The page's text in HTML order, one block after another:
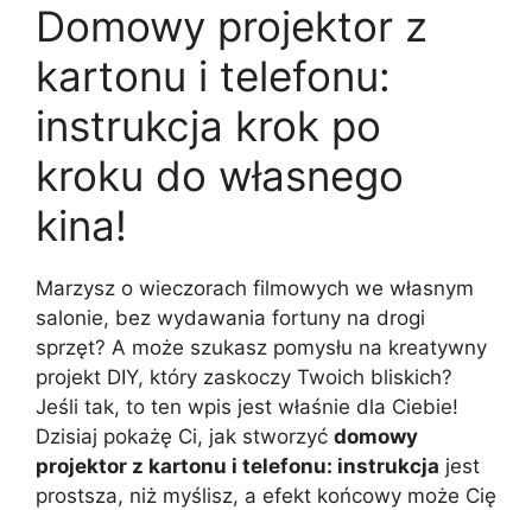
Domowy projektor z
kartonu i telefonu:
instrukcja krok po
kroku do własnego
kina!
Marzysz o wieczorach filmowych we własnym
salonie, bez wydawania fortuny na drogi
sprzęt? A może szukasz pomysłu na kreatywny
projekt DIY, który zaskoczy Twoich bliskich?
Jeśli tak, to ten wpis jest właśnie dla Ciebie!
Dzisiaj pokażę Ci, jak stworzyć domowy
projektor z kartonu i telefonu: instrukcja jest
prostsza, niż myślisz, a efekt końcowy może Cię